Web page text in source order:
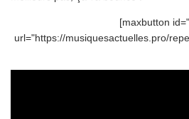
[maxbutton
url="https://musiquesactuelles.pro/